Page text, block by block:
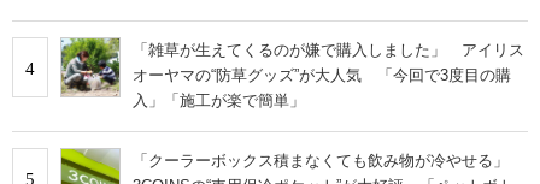
4
「雑草が生えてくるのが嫌で購入しました」 アイリス
オーヤマの“防草グッズ”が大人気 「今回で3度目の購
入」「施工が楽で簡単」
5
「クーラーボックス積まなくても飲み物が冷やせる」